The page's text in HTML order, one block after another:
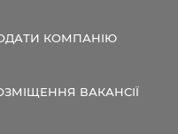
КОМПАНІЮ
ВАКАНСІЇ